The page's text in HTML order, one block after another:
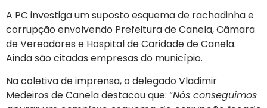
A PC investiga um suposto esquema de rachadinha e
corrupção envolvendo Prefeitura de Canela, Câmara
de Vereadores e Hospital de Caridade de Canela.
Ainda são citadas empresas do município.
Na coletiva de imprensa, o delegado Vladimir
Medeiros de Canela destacou que: “Nós conseguimos